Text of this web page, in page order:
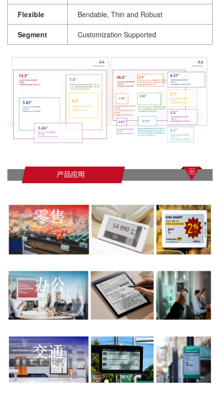
Flexible Bendable, Thin and Robust
Segment Customization Supported